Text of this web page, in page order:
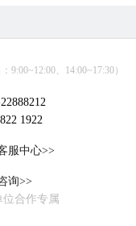
：9:00~12:00、14:00~17:30）
1922
服中心>>
询>>
合作专属